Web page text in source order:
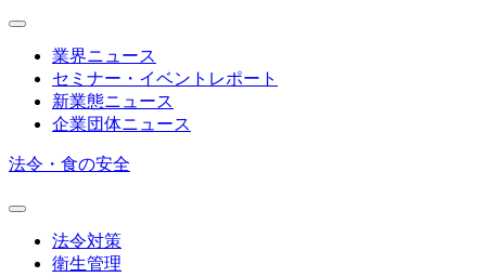
業界ニュース
セミナー・イベントレポート
新業態ニュース
企業団体ニュース
法令・食の安全
法令対策
衛生管理